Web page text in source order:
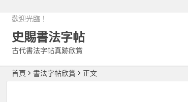
歡迎光臨！
史賜書法字帖
古代書法字帖真跡欣賞
首頁 書法字帖欣賞 正文